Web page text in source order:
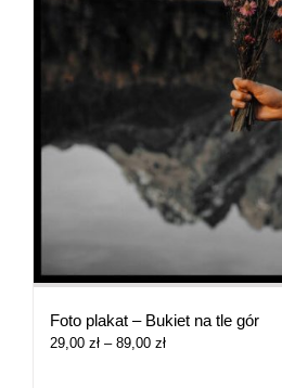
Foto plakat – Bukiet na tle gór
29,00 zł – 89,00 złZakres